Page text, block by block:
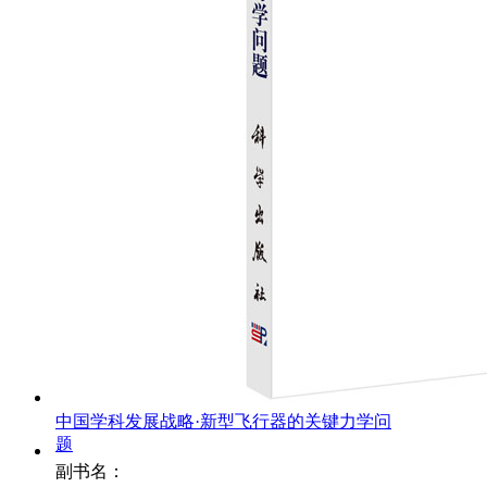
中国学科发展战略·新型飞行器的关键力学问
题
副书名：